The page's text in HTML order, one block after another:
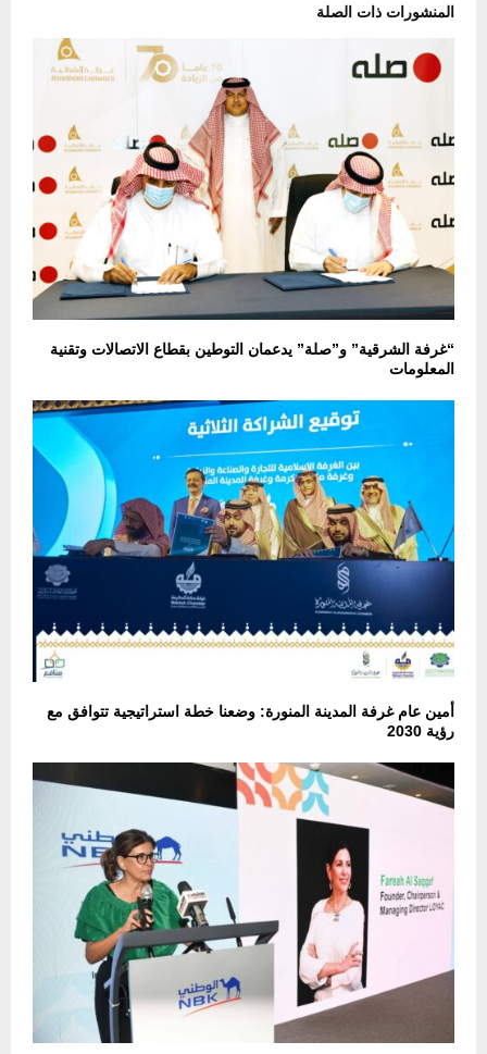
المنشورات ذات الصلة
“غرفة الشرقية” و”صلة” يدعمان التوطين بقطاع الاتصالات وتقنية
المعلومات
أمين عام غرفة المدينة المنورة: وضعنا خطة استراتيجية تتوافق مع
رؤية 2030